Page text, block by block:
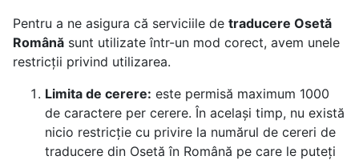
Pentru a ne asigura că serviciile de traducere Osetă
Românăsunt utilizate într-un mod corect, avem unele
restricții privind utilizarea.
Limita de cerere: este permisă maximum 1000
de caractere per cerere. În același timp, nu există
nicio restricție cu privire la numărul de cereri de
traducere din Osetă în Română pe care le puteți